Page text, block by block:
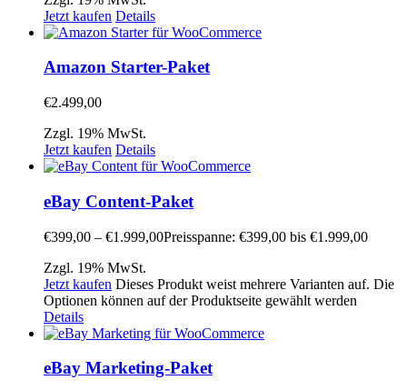
Jetzt kaufen Details
Amazon Starter-Paket
€2.499,00
Zzgl. 19% MwSt.
Jetzt kaufen Details
eBay Content-Paket
€399,00 – €1.999,00Preisspanne: €399,00 bis €1.999,00
Zzgl. 19% MwSt.
Jetzt kaufen Dieses Produkt weist mehrere Varianten auf. Die
Optionen können auf der Produktseite gewählt werden
Details
eBay Marketing-Paket